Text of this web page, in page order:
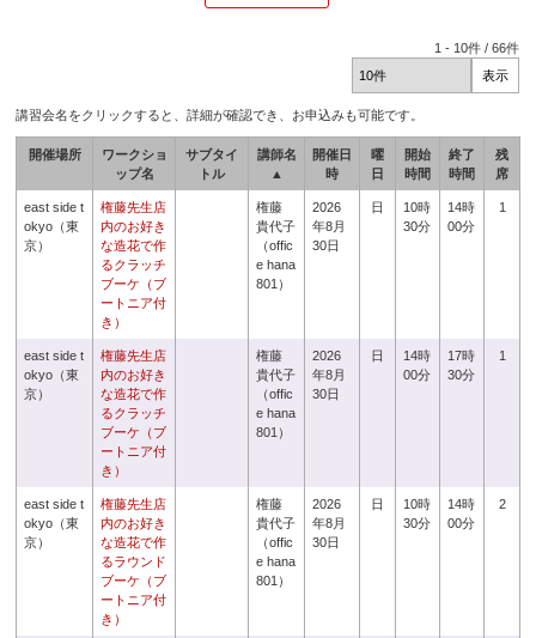
1 - 10件 /66件
講習会名をクリックすると、詳細が確認でき、お申込みも可能です。
開催場所
ワークショ
ップ名
サブタイ
トル
講師名
▲
開催日
時
曜
日
開始
時間
終了
時間
残
席
east side t
okyo（東
京）
権藤先生店
内のお好き
な造花で作
るクラッチ
ブーケ（ブ
ートニア付
き）
権藤
貴代子
（offic
e hana
801）
2026
年8月
30日
日
10時
30分
14時
00分
1
east side t
okyo（東
京）
権藤先生店
内のお好き
な造花で作
るクラッチ
ブーケ（ブ
ートニア付
き）
権藤
貴代子
（offic
e hana
801）
2026
年8月
30日
日
14時
00分
17時
30分
1
east side t
okyo（東
京）
権藤先生店
内のお好き
な造花で作
るラウンド
ブーケ（ブ
ートニア付
き）
権藤
貴代子
（offic
e hana
801）
2026
年8月
30日
日
10時
30分
14時
00分
2